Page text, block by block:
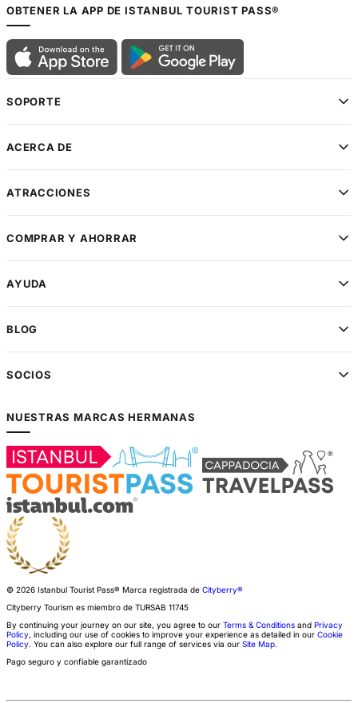
OBTENER LA APP DE ISTANBUL TOURIST PASS®
SOPORTE
ACERCA DE
ATRACCIONES
COMPRAR Y AHORRAR
AYUDA
BLOG
SOCIOS
NUESTRAS MARCAS HERMANAS
© 2026 Istanbul Tourist Pass® Marca registrada de Cityberry®
Cityberry Tourism es miembro de TURSAB 11745
By continuing your journey on our site, you agree to our Terms & Conditions and Privacy
Policy, including our use of cookies to improve your experience as detailed in our Cookie
Policy. You can also explore our full range of services via our Site Map.
Pago seguro y confiable garantizado